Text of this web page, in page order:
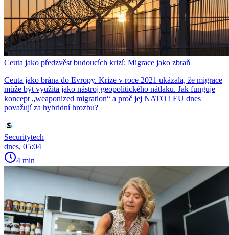
Ceuta jako předzvěst budoucích krizí: Migrace jako zbraň
Ceuta jako brána do Evropy. Krize v roce 2021 ukázala, že migrace
může být využita jako nástroj geopolitického nátlaku. Jak funguje
koncept „weaponized migration“ a proč jej NATO i EU dnes
považují za hybridní hrozbu?
Securitytech
dnes, 05:04
4 min